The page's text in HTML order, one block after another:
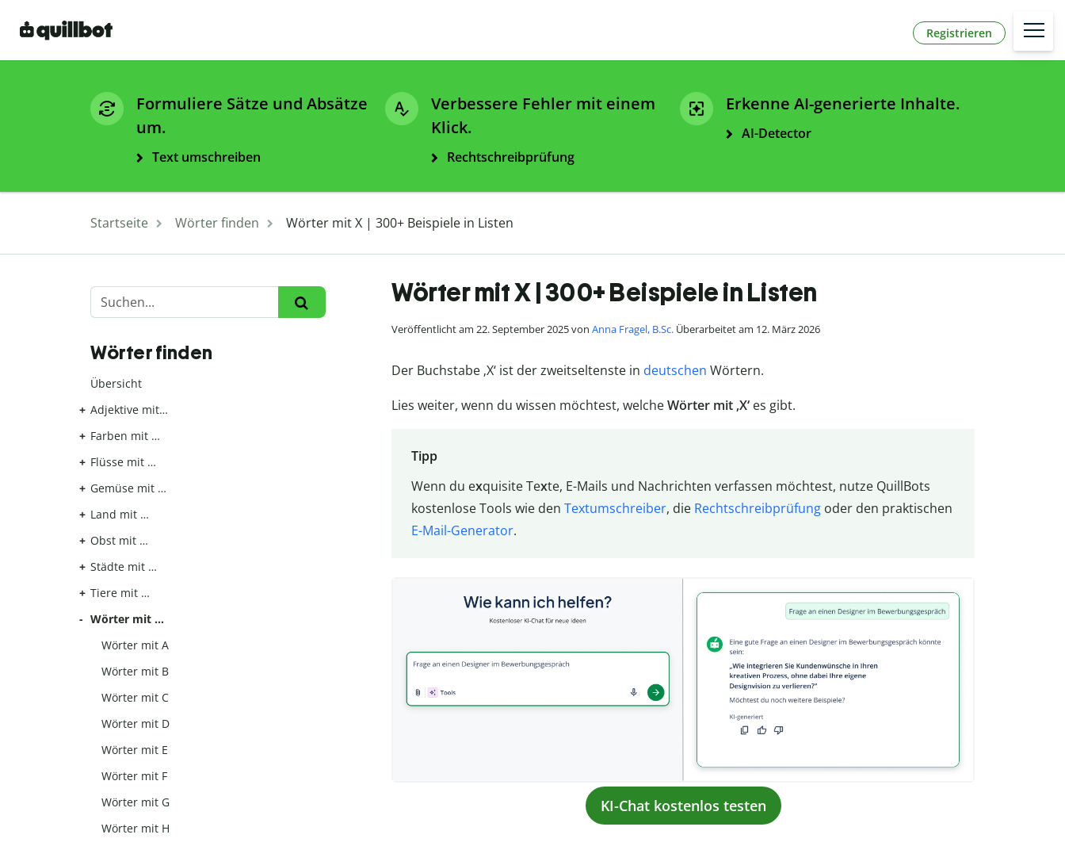
Registrieren
Formuliere Sätze und Absätze
um.
Text umschreiben
Verbessere Fehler mit einem
Klick.
Rechtschreibprüfung
Erkenne AI-generierte Inhalte.
AI-Detector
Startseite Wörter finden Wörter mit X | 300+ Beispiele in Listen
Wörter mit X | 300+ Beispiele in Listen
Veröffentlicht am 22. September 2025 von Anna Fragel, B.Sc. Überarbeitet am 12. März 2026
Der Buchstabe ‚X‘ ist der zweitseltenste in deutschen Wörtern.
Lies weiter, wenn du wissen möchtest, welcheWörter mit ‚X‘ es gibt.
Tipp
Wenn du exquisite Texte, E-Mails und Nachrichten verfassen möchtest, nutze QuillBots
kostenlose Tools wie den Textumschreiber, die Rechtschreibprüfungoder den praktischen
E-Mail-Generator.
KI-Chat kostenlos testen
Wörter finden
Übersicht
Adjektive mit…
Farben mit …
Flüsse mit …
Gemüse mit …
Land mit …
Obst mit …
Städte mit …
Tiere mit …
Wörter mit …
Wörter mit A
Wörter mit B
Wörter mit C
Wörter mit D
Wörter mit E
Wörter mit F
Wörter mit G
Wörter mit H